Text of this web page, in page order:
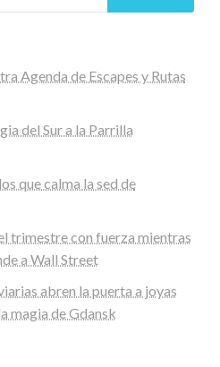
Agenda de Escapes y Rutas
del Sur a la Parrilla
que calma la sed de
trimestre con fuerza mientras
a Wall Street
abren la puerta a joyas
magia de Gdansk